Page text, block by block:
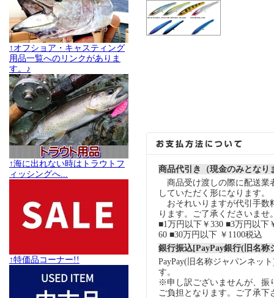
↑オフショア・キャスティング
用品一覧へのリンクがありま
す。♪
↑海に出れない時はトラウトフ
ィッシングへ...
↑特価品コーナー!!
商品代引き（現金のみとなり
商品受け渡しの際に配送業
していただく形になります。
おそれいりますが代引手数
ります。ご了承くださいませ
■1万円以下￥330 ■3万円以下
60 ■30万円以下 ￥1100税込
銀行振込[PayPay銀行(旧名称
PayPay(旧名称ジャパンネッ
す。
※申し訳ございませんが、振
ご負担となります。ご了承下